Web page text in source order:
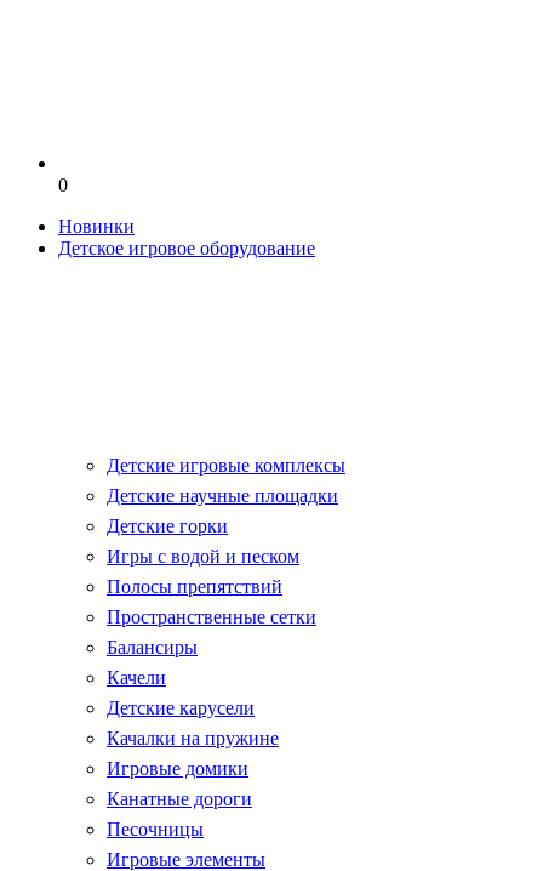
0
Новинки
Детское игровое оборудование
Детские игровые комплексы
Детские научные площадки
Детские горки
Игры с водой и песком
Полосы препятствий
Пространственные сетки
Балансиры
Качели
Детские карусели
Качалки на пружине
Игровые домики
Канатные дороги
Песочницы
Игровые элементы